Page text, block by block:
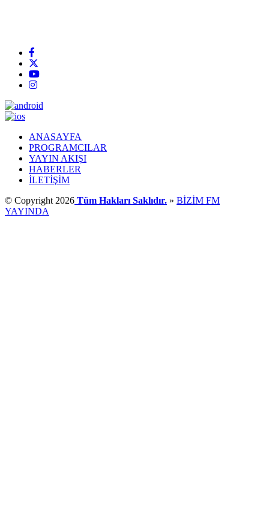
ANASAYFA
PROGRAMCILAR
YAYIN AKIŞI
HABERLER
İLETİŞİM
© Copyright 2026 Tüm Hakları Saklıdır. » BİZİM FM
YAYINDA